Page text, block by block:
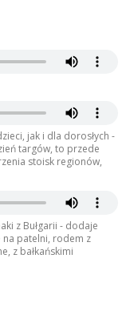
jak i dla dorosłych -
targów, to przede
stoisk regionów,
z Bułgarii - dodaje
patelni, rodem z
z bałkańskimi